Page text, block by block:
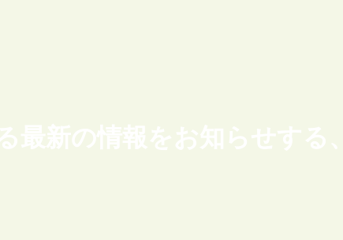
最新の情報をお知らせす